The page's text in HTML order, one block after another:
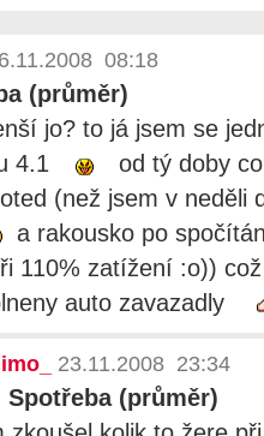
08:18
(průměr)
jo? to já jsem se
4.1
od tý doby
(než jsem v neděli
a rakousko po
110% zatížení :o))
auto zavazadly
23.11.2008 23:34
Spotřeba (průměr)